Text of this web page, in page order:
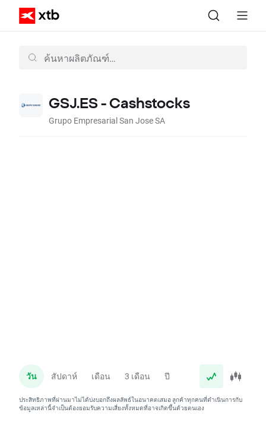
GSJ.ES - Cashstocks
Grupo Empresarial San Jose SA
วัน สัปดาห์ เดือน 3 เดือน ปี
ประสิทธิภาพที่ผ่านมาไม่ได้บ่งบอกถึงผลลัพธ์ในอนาคตเสมอ ลูกค้าทุกคนที่ดำเนินการกับ
ข้อมูลเหล่านี้จำเป็นต้องยอมรับความเสี่ยงทั้งหมดที่อาจเกิดขึ้นด้วยตนเอง